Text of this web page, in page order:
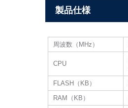
製品仕様
周波数（MHz）
CPU
FLASH（KB）
RAM（KB）